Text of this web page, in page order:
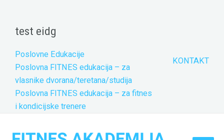
contenttest eidg
Poslovne Edukacije
Poslovna FITNES edukacija – za
vlasnike dvorana/teretana/studija
Poslovna FITNES edukacija – za fitnes
i kondicijske trenere
KONTAKT